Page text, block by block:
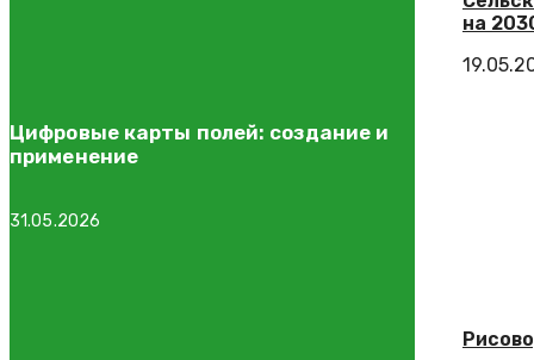
на
Цифровые карты полей: создание и
применение
31.05.2026